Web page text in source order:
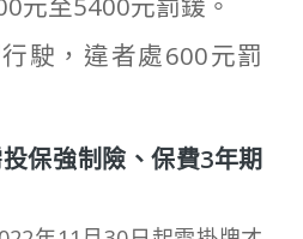
駛，違者處600元罰
保強制險、保費3年期